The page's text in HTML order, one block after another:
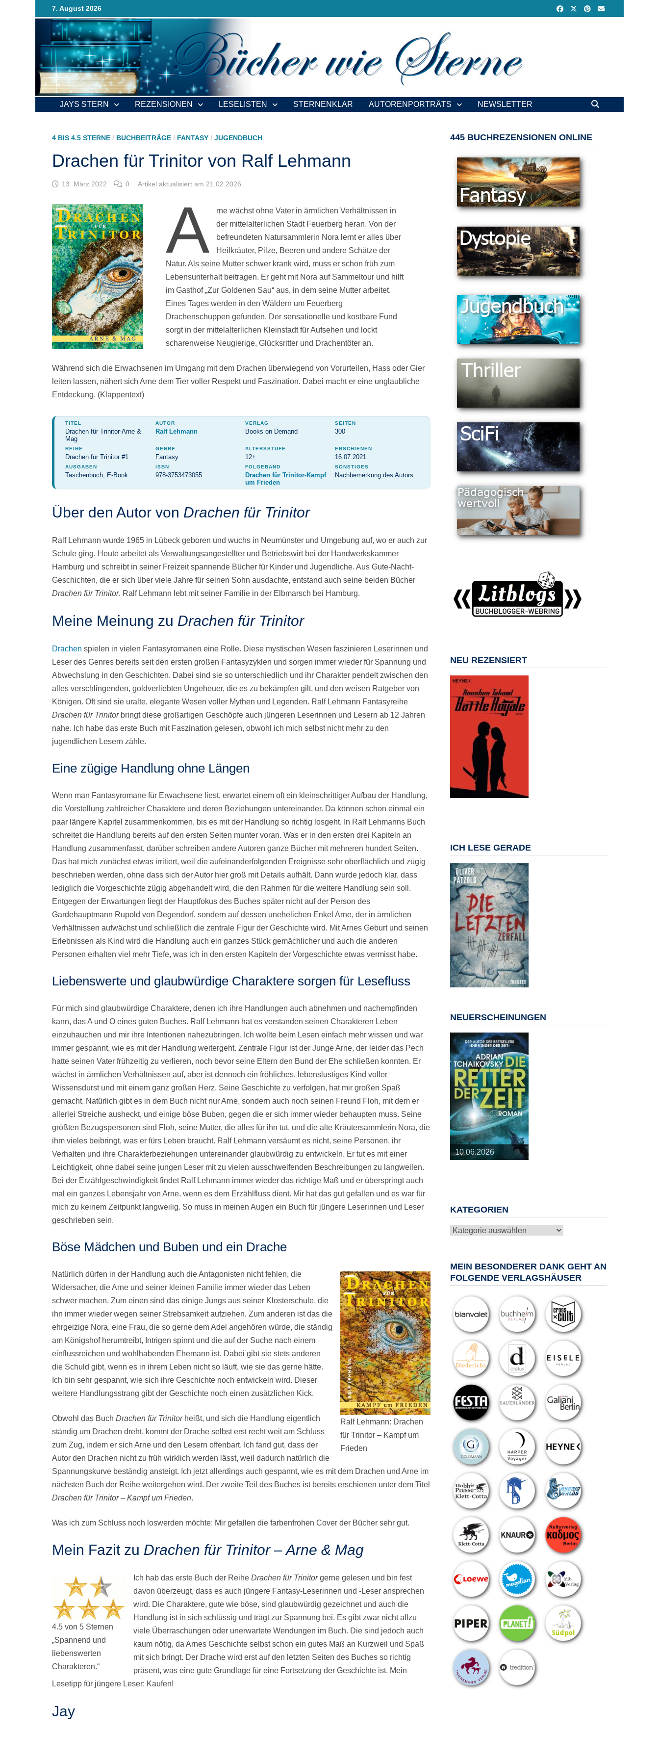
Zurück
zum
7. August 2026
JAYS STERN REZENSIONEN LESELISTEN STERNENKLAR AUTORENPORTRÄTS NEWSLETTER
4 BIS 4.5 STERNE / BUCHBEITRÄGE / FANTASY /JUGENDBUCH
Drachen für Trinitor von Ralf Lehmann
13. März 2022 0 Artikel aktualisiert am 21.02.2026
A
rne wächst ohne Vater in ärmlichen Verhältnissen in
der mittelalterlichen Stadt Feuerberg heran. Von der
befreundeten Natursammlerin Nora lernt er alles über
Heilkräuter, Pilze, Beeren und andere Schätze der
Natur. Als seine Mutter schwer krank wird, muss er schon früh zum
Lebensunterhalt beitragen. Er geht mit Nora auf Sammeltour und hilft
im Gasthof „Zur Goldenen Sau“ aus, in dem seine Mutter arbeitet.
Eines Tages werden in den Wäldern um Feuerberg
Drachenschuppen gefunden. Der sensationelle und kostbare Fund
sorgt in der mittelalterlichen Kleinstadt für Aufsehen und lockt
scharenweise Neugierige, Glücksritter und Drachentöter an.
Während sich die Erwachsenen im Umgang mit dem Drachen überwiegend von Vorurteilen, Hass oder Gier
leiten lassen, nähert sich Arne dem Tier voller Respekt und Faszination. Dabei macht er eine unglaubliche
Entdeckung. (Klappentext)
TITEL
Drachen für Trinitor-Arne &
Mag
AUTOR
Ralf Lehmann
VERLAG
Books on Demand
SEITEN
300
REIHE
Drachen für Trinitor #1
GENRE
Fantasy
ALTERSSTUFE
12+
ERSCHIENEN
16.07.2021
AUSGABEN
Taschenbuch, E-Book
ISBN
978-3753473055
FOLGEBAND
Drachen für Trinitor-Kampf
um Frieden
SONSTIGES
Nachbemerkung des Autors
Über den Autor von Drachen für Trinitor
Ralf Lehmann wurde 1965 in Lübeck geboren und wuchs in Neumünster und Umgebung auf, wo er auch zur
Schule ging. Heute arbeitet als Verwaltungsangestellter und Betriebswirt bei der Handwerkskammer
Hamburg und schreibt in seiner Freizeit spannende Bücher für Kinder und Jugendliche. Aus Gute-Nacht-
Geschichten, die er sich über viele Jahre für seinen Sohn ausdachte, entstand auch seine beiden Bücher
Drachen für Trinitor. Ralf Lehmann lebt mit seiner Familie in der Elbmarsch bei Hamburg.
Meine Meinung zu Drachen für Trinitor
Drachenspielen in vielen Fantasyromanen eine Rolle. Diese mystischen Wesen faszinieren Leserinnen und
Leser des Genres bereits seit den ersten großen Fantasyzyklen und sorgen immer wieder für Spannung und
Abwechslung in den Geschichten. Dabei sind sie so unterschiedlich und ihr Charakter pendelt zwischen den
alles verschlingenden, goldverliebten Ungeheuer, die es zu bekämpfen gilt, und den weisen Ratgeber von
Königen. Oft sind sie uralte, elegante Wesen voller Mythen und Legenden. Ralf Lehmann Fantasyreihe
Drachen für Trinitorbringt diese großartigen Geschöpfe auch jüngeren Leserinnen und Lesern ab 12 Jahren
nahe. Ich habe das erste Buch mit Faszination gelesen, obwohl ich mich selbst nicht mehr zu den
jugendlichen Lesern zähle.
Eine zügige Handlung ohne Längen
Wenn man Fantasyromane für Erwachsene liest, erwartet einem oft ein kleinschrittiger Aufbau der Handlung,
die Vorstellung zahlreicher Charaktere und deren Beziehungen untereinander. Da können schon einmal ein
paar längere Kapitel zusammenkommen, bis es mit der Handlung so richtig losgeht. In Ralf Lehmanns Buch
schreitet die Handlung bereits auf den ersten Seiten munter voran. Was er in den ersten drei Kapiteln an
Handlung zusammenfasst, darüber schreiben andere Autoren ganze Bücher mit mehreren hundert Seiten.
Das hat mich zunächst etwas irritiert, weil die aufeinanderfolgenden Ereignisse sehr oberflächlich und zügig
beschrieben werden, ohne dass sich der Autor hier groß mit Details aufhält. Dann wurde jedoch klar, dass
lediglich die Vorgeschichte zügig abgehandelt wird, die den Rahmen für die weitere Handlung sein soll.
Entgegen der Erwartungen liegt der Hauptfokus des Buches später nicht auf der Person des
Gardehauptmann Rupold von Degendorf, sondern auf dessen unehelichen Enkel Arne, der in ärmlichen
Verhältnissen aufwächst und schließlich die zentrale Figur der Geschichte wird. Mit Arnes Geburt und seinen
Erlebnissen als Kind wird die Handlung auch ein ganzes Stück gemächlicher und auch die anderen
Personen erhalten viel mehr Tiefe, was ich in den ersten Kapiteln der Vorgeschichte etwas vermisst habe.
Liebenswerte und glaubwürdige Charaktere sorgen für Lesefluss
Für mich sind glaubwürdige Charaktere, denen ich ihre Handlungen auch abnehmen und nachempfinden
kann, das A und O eines guten Buches. Ralf Lehmann hat es verstanden seinen Charakteren Leben
einzuhauchen und mir ihre Intentionen nahezubringen. Ich wollte beim Lesen einfach mehr wissen und war
immer gespannt, wie es mit der Handlung weitergeht. Zentrale Figur ist der Junge Arne, der leider das Pech
hatte seinen Vater frühzeitig zu verlieren, noch bevor seine Eltern den Bund der Ehe schließen konnten. Er
wächst in ärmlichen Verhältnissen auf, aber ist dennoch ein fröhliches, lebenslustiges Kind voller
Wissensdurst und mit einem ganz großen Herz. Seine Geschichte zu verfolgen, hat mir großen Spaß
gemacht. Natürlich gibt es in dem Buch nicht nur Arne, sondern auch noch seinen Freund Floh, mit dem er
allerlei Streiche ausheckt, und einige böse Buben, gegen die er sich immer wieder behaupten muss. Seine
größten Bezugspersonen sind Floh, seine Mutter, die alles für ihn tut, und die alte Kräutersammlerin Nora, die
ihm vieles beibringt, was er fürs Leben braucht. Ralf Lehmann versäumt es nicht, seine Personen, ihr
Verhalten und ihre Charakterbeziehungen untereinander glaubwürdig zu entwickeln. Er tut es mit einer
Leichtigkeit, ohne dabei seine jungen Leser mit zu vielen ausschweifenden Beschreibungen zu langweilen.
Bei der Erzählgeschwindigkeit findet Ralf Lehmann immer wieder das richtige Maß und er überspringt auch
mal ein ganzes Lebensjahr von Arne, wenn es dem Erzählfluss dient. Mir hat das gut gefallen und es war für
mich zu keinem Zeitpunkt langweilig. So muss in meinen Augen ein Buch für jüngere Leserinnen und Leser
geschrieben sein.
Böse Mädchen und Buben und ein Drache
Ralf Lehmann: Drachen
für Trinitor – Kampf um
Frieden
Natürlich dürfen in der Handlung auch die Antagonisten nicht fehlen, die
Widersacher, die Arne und seiner kleinen Familie immer wieder das Leben
schwer machen. Zum einen sind das einige Jungs aus seiner Klosterschule, die
ihn immer wieder wegen seiner Strebsamkeit aufziehen. Zum anderen ist das die
ehrgeizige Nora, eine Frau, die so gerne dem Adel angehören würde, die ständig
am Königshof herumtreibt, Intrigen spinnt und die auf der Suche nach einem
einflussreichen und wohlhabenden Ehemann ist. Dabei gibt sie stets anderen
die Schuld gibt, wenn es in ihrem Leben nicht so läuft, wie sie das gerne hätte.
Ich bin sehr gespannt, wie sich ihre Geschichte noch entwickeln wird. Dieser
weitere Handlungsstrang gibt der Geschichte noch einen zusätzlichen Kick.
Obwohl das BuchDrachen für Trinitor heißt, und sich die Handlung eigentlich
ständig um Drachen dreht, kommt der Drache selbst erst recht weit am Schluss
zum Zug, indem er sich Arne und den Lesern offenbart. Ich fand gut, dass der
Autor den Drachen nicht zu früh wirklich werden lässt, weil dadurch natürlich die
Spannungskurve beständig ansteigt. Ich jetzt allerdings auch gespannt, wie es mit dem Drachen und Arne im
nächsten Buch der Reihe weitergehen wird. Der zweite Teil des Buches ist bereits erschienen unter dem Titel
Drachen für Trinitor – Kampf um Frieden.
Was ich zum Schluss noch loswerden möchte: Mir gefallen die farbenfrohen Cover der Bücher sehr gut.
Mein Fazit zu Drachen für Trinitor – Arne & Mag
4.5 von 5 Sternen
„Spannend und
liebenswerten
Charakteren.“
Ich hab das erste Buch der ReiheDrachen für Trinitorgerne gelesen und bin fest
davon überzeugt, dass es auch jüngere Fantasy-Leserinnen und -Leser ansprechen
wird. Die Charaktere, gute wie böse, sind glaubwürdig gezeichnet und auch die
Handlung ist in sich schlüssig und trägt zur Spannung bei. Es gibt zwar nicht allzu
viele Überraschungen oder unerwartete Wendungen im Buch. Die sind jedoch auch
kaum nötig, da Arnes Geschichte selbst schon ein gutes Maß an Kurzweil und Spaß
mit sich bringt. Der Drache wird erst auf den letzten Seiten des Buches so richtig
präsent, was eine gute Grundlage für eine Fortsetzung der Geschichte ist. Mein
Lesetipp für jüngere Leser: Kaufen!
Jay
445 BUCHREZENSIONEN ONLINE
NEU REZENSIERT
ICH LESE GERADE
NEUERSCHEINUNGEN
25.03.2026
09.04.2026
20.05.2026
10.06.2026
13.08.2026
KATEGORIEN
Kategorien
MEIN BESONDERER DANK GEHT AN
FOLGENDE VERLAGSHÄUSER